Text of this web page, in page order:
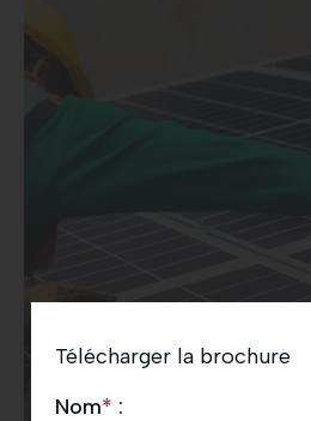
Télécharger la brochure
Nom* :